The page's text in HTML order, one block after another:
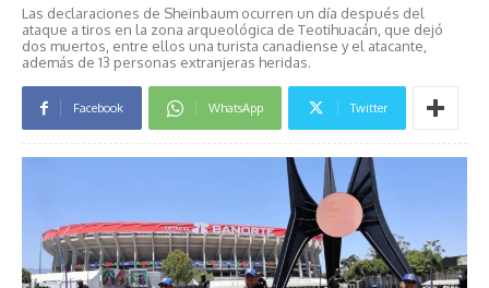
Las declaraciones de Sheinbaum ocurren un día después del
ataque a tiros en la zona arqueológica de Teotihuacán, que dejó
dos muertos, entre ellos una turista canadiense y el atacante,
además de 13 personas extranjeras heridas.
Facebook WhatsApp Twitter